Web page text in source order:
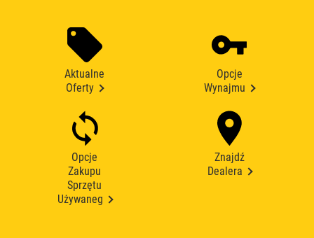
Aktualne
Oferty
Opcje
Wynajmu
Opcje
Zakupu
Sprzętu
Używaneg
Znajdź
Dealera